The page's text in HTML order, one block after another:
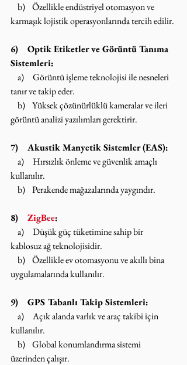
karmaşık lojistik operasyonlarında tercih edilir.
6)    Optik Etiketler ve Görüntü Tanıma
Sistemleri:
tanır ve takip eder.
görüntü analizi yazılımları gerektirir.
7)    Akustik Manyetik Sistemler (EAS):
kullanılır.
    b)    Perakende mağazalarında yaygındır.
8) ZigBee:
kablosuz ağ teknolojisidir.
uygulamalarında kullanılır.
9)    GPS Tabanlı Takip Sistemleri:
kullanılır.
üzerinden çalışır.